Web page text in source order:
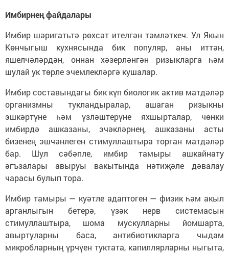
Имбирнең файдалары
Имбир шәригатьтә рөхсәт ителгән тәмләткеч. Ул Якын
Көнчыгыш кухнясында бик популяр, аны иттән,
яшелчәләрдән, оннан хәзерләнгән ризыкларга һәм
шулай ук төрле эчемлекләргә кушалар.
Имбир составындагы бик күп биологик актив матдәләр
организмны тукландыралар, ашаган ризыкны
эшкәртүне һәм үзләштерүне яхшырталар, чөнки
имбирдә ашказаны, эчәкләрнең, ашказаны асты
бизенең эшчәнлеген стимуллаштыра торган матдәләр
бар. Шул сәбәпле, имбир тамыры ашкайнату
әгъзалары авыруы вакытында нәтиҗәле дәвалау
чарасы булып тора.
Имбир тамыры — куәтле адаптоген — физик һәм акыл
арганлыгын бетерә, үзәк нерв системасын
стимуллаштыра, шома мускулларны йомшарта,
авыртуларны баса, антибиотикларга чыдам
микробларның үрчүен туктата, капиллярларны ныгыта,